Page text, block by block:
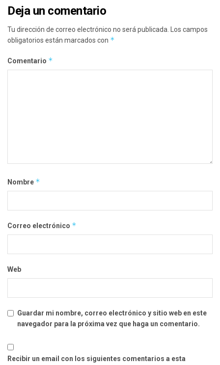
Deja un comentario
Tu dirección de correo electrónico no será publicada. Los campos
obligatorios están marcados con *
Comentario *
Nombre *
Correo electrónico *
Web
Guardar mi nombre, correo electrónico y sitio web en este
navegador para la próxima vez que haga un comentario.
Recibir un email con los siguientes comentarios a esta